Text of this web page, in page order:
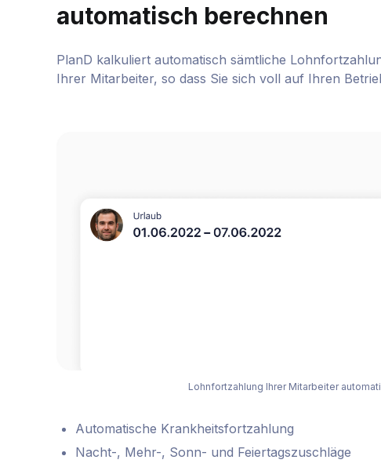
automatisch berechnen
PlanD kalkuliert automatisch sämtliche
Ihrer Mitarbeiter, so dass Sie sich voll auf Ihren
Lohnfortzahlung Ihrer Mitarbeiter
Automatische Krankheitsfortzahlung
Nacht-, Mehr-, Sonn- und Feiertagszuschläge